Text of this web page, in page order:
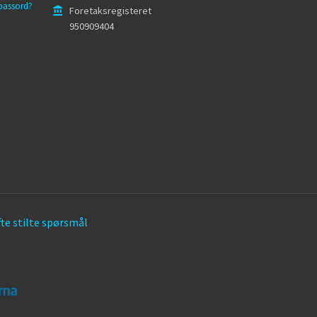
Foretaksregisteret
950909404
stilte spørsmål